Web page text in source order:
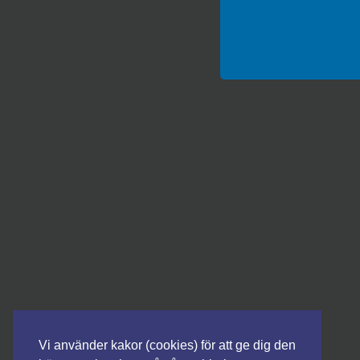
Vi använder kakor (cookies) för att ge dig den